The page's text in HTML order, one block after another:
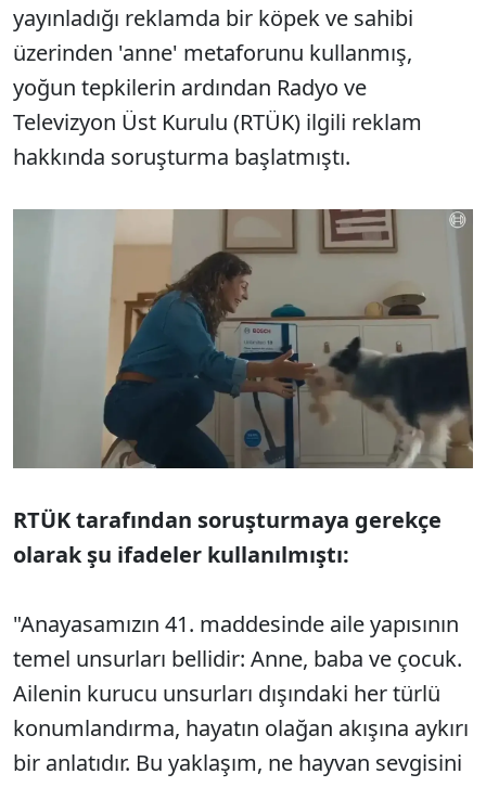
yayınladığı reklamda bir köpek ve sahibi
üzerinden 'anne' metaforunu kullanmış,
yoğun tepkilerin ardından Radyo ve
Televizyon Üst Kurulu (RTÜK) ilgili reklam
hakkında soruşturma başlatmıştı.
RTÜK tarafından soruşturmaya gerekçe
olarak şu ifadeler kullanılmıştı:
"Anayasamızın 41. maddesinde aile yapısının
temel unsurları bellidir: Anne, baba ve çocuk.
Ailenin kurucu unsurları dışındaki her türlü
konumlandırma, hayatın olağan akışına aykırı
bir anlatıdır. Bu yaklaşım, ne hayvan sevgisini